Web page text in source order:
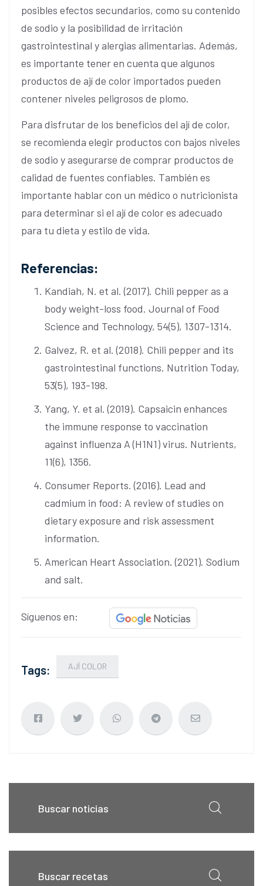
posibles efectos secundarios, como su contenido
de sodio y la posibilidad de irritación
gastrointestinal y alergias alimentarias. Además,
es importante tener en cuenta que algunos
productos de ají de color importados pueden
contener niveles peligrosos de plomo.
Para disfrutar de los beneficios del ají de color,
se recomienda elegir productos con bajos niveles
de sodio y asegurarse de comprar productos de
calidad de fuentes confiables. También es
importante hablar con un médico o nutricionista
para determinar si el ají de color es adecuado
para tu dieta y estilo de vida.
Referencias:
Kandiah, N. et al. (2017). Chili pepper as a
body weight-loss food. Journal of Food
Science and Technology, 54(5), 1307-1314.
Galvez, R. et al. (2018). Chili pepper and its
gastrointestinal functions. Nutrition Today,
53(5), 193-198.
Yang, Y. et al. (2019). Capsaicin enhances
the immune response to vaccination
against influenza A (H1N1) virus. Nutrients,
11(6), 1356.
Consumer Reports. (2016). Lead and
cadmium in food: A review of studies on
dietary exposure and risk assessment
information.
American Heart Association. (2021). Sodium
and salt.
Síguenos en:
Tags: AJÍ COLOR